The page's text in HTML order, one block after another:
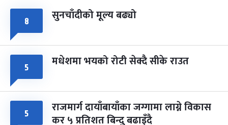
८ सुनचाँदीको मूल्य बढ्यो
५ मधेशमा भयको रोटी सेक्दै सीके राउत
५ राजमार्ग दायाँबायाँका जग्गामा लाग्ने विकास
कर ५ प्रतिशत बिन्दु बढाइँदै